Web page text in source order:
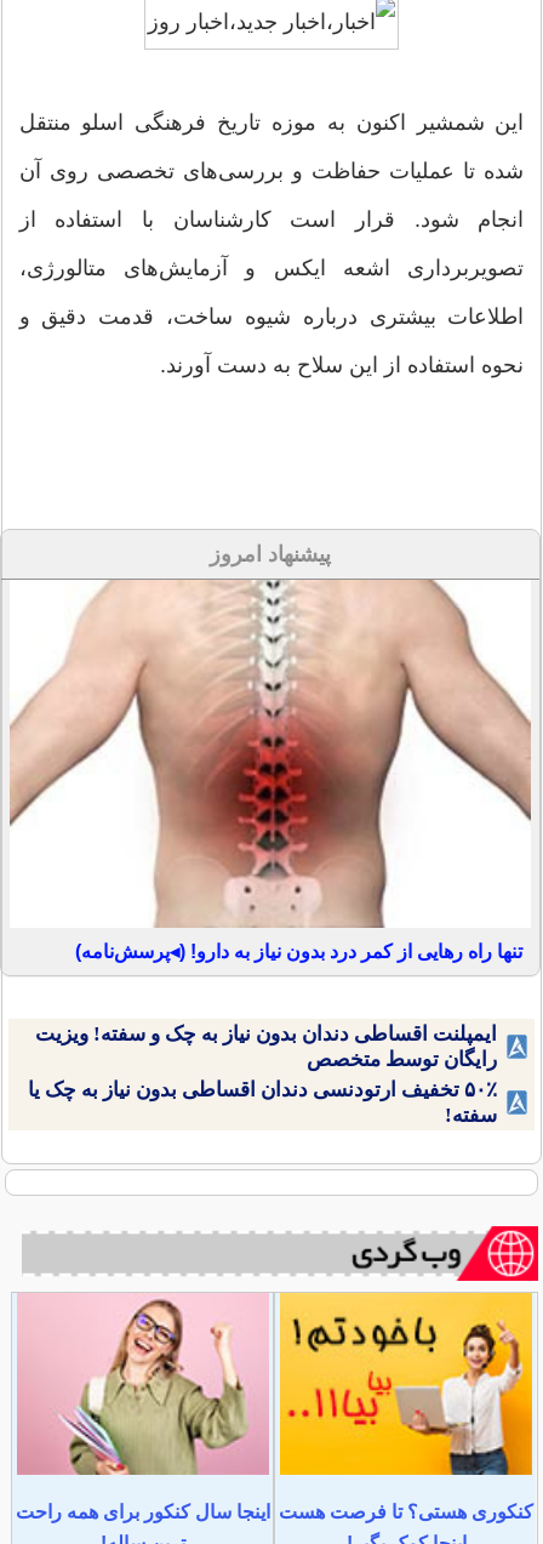
این شمشیر اکنون به موزه تاریخ فرهنگی اسلو منتقل
شده تا عملیات حفاظت و بررسی‌های تخصصی روی آن
انجام شود. قرار است کارشناسان با استفاده از
تصویربرداری اشعه ایکس و آزمایش‌های متالورژی،
اطلاعات بیشتری درباره شیوه ساخت، قدمت دقیق و
نحوه استفاده از این سلاح به دست آورند.
پیشنهاد امروز
تنها راه رهایی از کمر درد بدون نیاز به دارو! (◂پرسش‌نامه)
ایمپلنت اقساطی دندان بدون نیاز به چک و سفته! ویزیت
رایگان توسط متخصص
۵۰٪ تخفیف ارتودنسی دندان اقساطی بدون نیاز به چک یا
سفته!
کنکوری هستی؟ تا فرصت هست
اینجا سال کنکور برای همه راحت